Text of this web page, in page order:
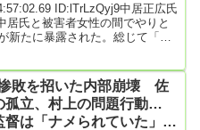
ID:lTrLzQyj9中居正広氏
居氏と被害者女性の間でやりと
新たに暴露された。総じて「嫌
邪気なショートメール”の1つ
いた。そのメッセージがこれ
敗を招いた内部崩壊 佐
孤立、村上の問題行動…
督は「ナメられていた」